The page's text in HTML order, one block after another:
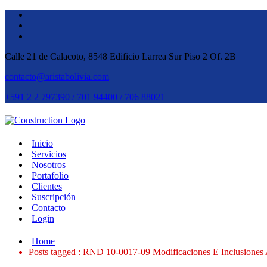
Calle 21 de Calacoto, 8548 Edificio Larrea Sur Piso 2 Of. 2B
contacto@aristabolivia.com
+591 2 2 797390 / 701 94400 / 706 88021
Inicio
Servicios
Nosotros
Portafolio
Clientes
Suscripción
Contacto
Login
Home
Posts tagged : RND 10-0017-09 Modificaciones E